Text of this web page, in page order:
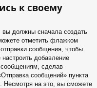
к своему
должны сначала создать
отметить флажком
сообщения, чтобы
добавление
сделав
сообщений» пункта
Несмотря на это, вы сможете